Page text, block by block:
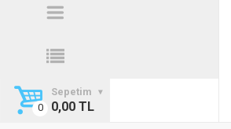
Sepetim
0,00 TL